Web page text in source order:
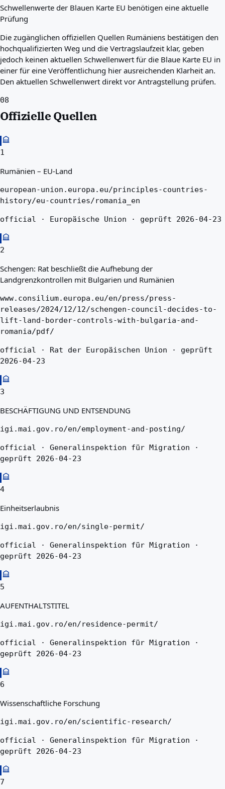
Schwellenwerte der Blauen Karte EU benötigen eine aktuelle
Prüfung
Die zugänglichen offiziellen Quellen Rumäniens bestätigen den
hochqualifizierten Weg und die Vertragslaufzeit klar, geben
jedoch keinen aktuellen Schwellenwert für die Blaue Karte EU in
einer für eine Veröffentlichung hier ausreichenden Klarheit an.
Den aktuellen Schwellenwert direkt vor Antragstellung prüfen.
08
Offizielle Quellen
1
Rumänien – EU-Land
european-union.europa.eu/principles-countries-
history/eu-countries/romania_en
official · Europäische Union · geprüft 2026-04-23
2
Schengen: Rat beschließt die Aufhebung der
Landgrenzkontrollen mit Bulgarien und Rumänien
www.consilium.europa.eu/en/press/press-
releases/2024/12/12/schengen-council-decides-to-
lift-land-border-controls-with-bulgaria-and-
romania/pdf/
official · Rat der Europäischen Union · geprüft
2026-04-23
3
BESCHÄFTIGUNG UND ENTSENDUNG
igi.mai.gov.ro/en/employment-and-posting/
official · Generalinspektion für Migration ·
geprüft 2026-04-23
4
Einheitserlaubnis
igi.mai.gov.ro/en/single-permit/
official · Generalinspektion für Migration ·
geprüft 2026-04-23
5
AUFENTHALTSTITEL
igi.mai.gov.ro/en/residence-permit/
official · Generalinspektion für Migration ·
geprüft 2026-04-23
6
Wissenschaftliche Forschung
igi.mai.gov.ro/en/scientific-research/
official · Generalinspektion für Migration ·
geprüft 2026-04-23
7